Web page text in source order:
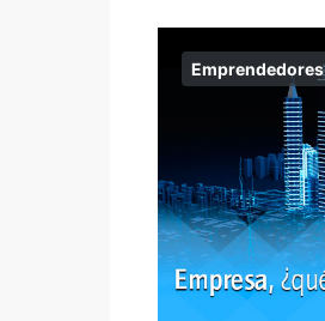
Emprendedores